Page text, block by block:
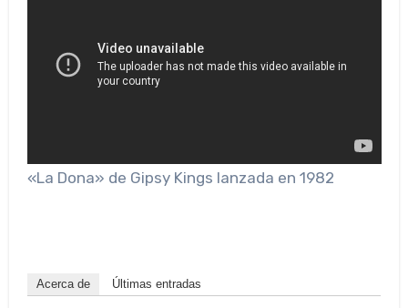
«La Dona» de Gipsy Kings lanzada en 1982
Acerca de Últimas entradas